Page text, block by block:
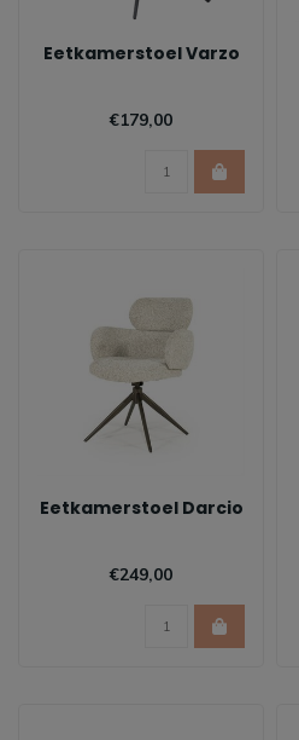
Eetkamerstoel Varzo
€179,00
Eetkamerstoel Darcio
€249,00